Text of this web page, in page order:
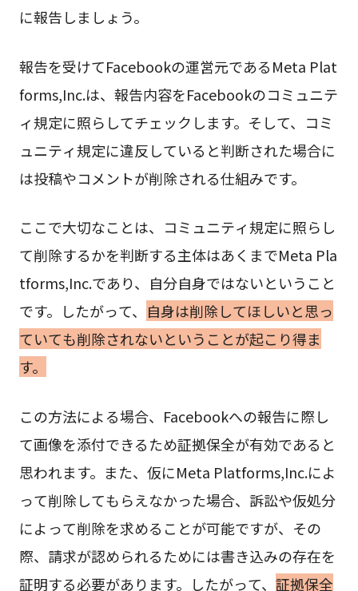
に報告しましょう。
報告を受けてFacebookの運営元であるMeta Plat
forms,Inc.は、報告内容をFacebookのコミュニテ
ィ規定に照らしてチェックします。そして、コミ
ュニティ規定に違反していると判断された場合に
は投稿やコメントが削除される仕組みです。
ここで大切なことは、コミュニティ規定に照らし
て削除するかを判断する主体はあくまでMeta Pla
tforms,Inc.であり、自分自身ではないということ
です。したがって、 自身は削除してほしいと思っ
ていても削除されないということが起こり得ま
す。
この方法による場合、Facebookへの報告に際し
て画像を添付できるため証拠保全が有効であると
思われます。また、仮にMeta Platforms,Inc.によ
って削除してもらえなかった場合、訴訟や仮処分
によって削除を求めることが可能ですが、その
際、請求が認められるためには書き込みの存在を
証明する必要があります。したがって、 証拠保全